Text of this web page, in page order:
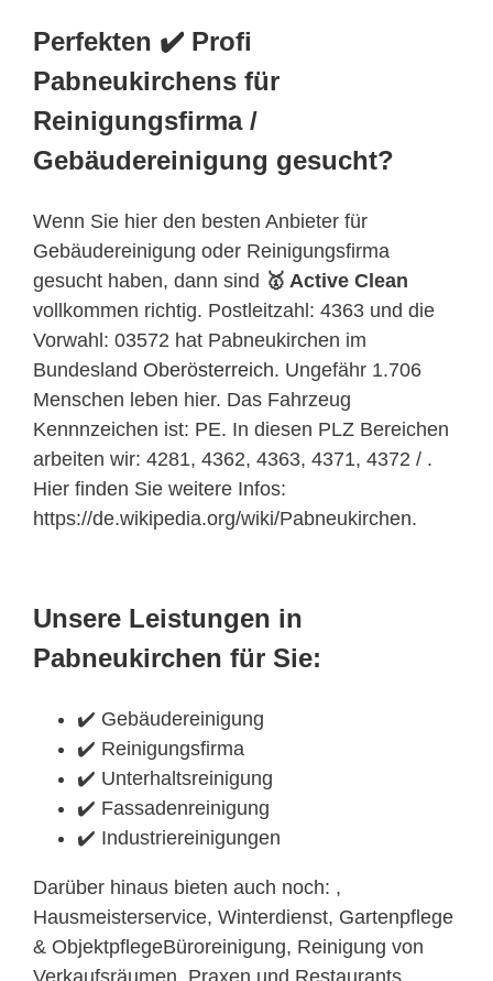
Perfekten ✔️ Profi
Pabneukirchens für
Reinigungsfirma /
Gebäudereinigung gesucht?
Wenn Sie hier den besten Anbieter für
Gebäudereinigung oder Reinigungsfirma
gesucht haben, dann sind 🥇 Active Clean
vollkommen richtig. Postleitzahl: 4363 und die
Vorwahl: 03572 hat Pabneukirchen im
Bundesland Oberösterreich. Ungefähr 1.706
Menschen leben hier. Das Fahrzeug
Kennnzeichen ist: PE. In diesen PLZ Bereichen
arbeiten wir: 4281, 4362, 4363, 4371, 4372 / .
Hier finden Sie weitere Infos:
https://de.wikipedia.org/wiki/Pabneukirchen.
Unsere Leistungen in
Pabneukirchen für Sie:
✔️ Gebäudereinigung
✔️ Reinigungsfirma
✔️ Unterhaltsreinigung
✔️ Fassadenreinigung
✔️ Industriereinigungen
Darüber hinaus bieten auch noch: ,
Hausmeisterservice, Winterdienst, Gartenpflege
& ObjektpflegeBüroreinigung, Reinigung von
Verkaufsräumen, Praxen und Restaurants,